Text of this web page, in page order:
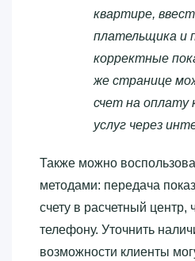
квартире,
плательщика и
корректные
же странице
счет на оплату
услуг через
Также можно
методами: передача
счету в расчетный центр,
телефону. Уточнить
возможности клиенты